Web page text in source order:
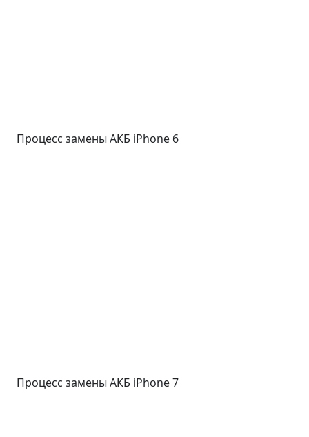
Процесс замены АКБ iPhone 6
Процесс замены АКБ iPhone 7